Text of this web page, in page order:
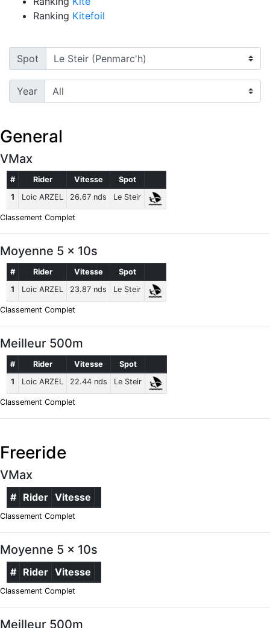
Ranking Kitefoil
Spot
Year
General
VMax
# Rider Vitesse
Spot
1
Loic ARZEL 26.67 nds Le Steir
Classement Complet
Moyenne 5 x 10s
# Rider Vitesse
Spot
1
Loic ARZEL 23.87 nds Le Steir
Classement Complet
Meilleur 500m
# Rider Vitesse
Spot
1
Loic ARZEL 22.44 nds Le Steir
Classement Complet
Freeride
VMax
# Rider Vitesse
Classement Complet
Moyenne 5 x 10s
# Rider Vitesse
Classement Complet
Meilleur 500m